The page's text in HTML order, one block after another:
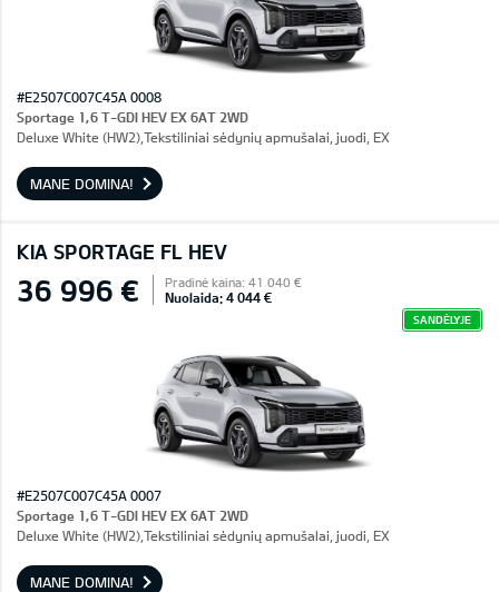
#E2507C007C45A 0008
Sportage 1,6 T-GDI HEV EX 6AT 2WD
Deluxe White (HW2),Tekstiliniai sėdynių apmušalai, juodi, EX
MANE DOMINA!
KIA SPORTAGE FL HEV
36 996 € Pradinė kaina: 41 040 €
Nuolaida: 4 044 €
SANDĖLYJE
#E2507C007C45A 0007
Sportage 1,6 T-GDI HEV EX 6AT 2WD
Deluxe White (HW2),Tekstiliniai sėdynių apmušalai, juodi, EX
MANE DOMINA!